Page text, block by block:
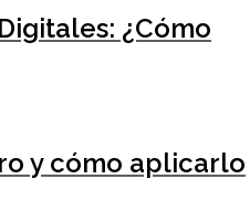
¿Cómo
y cómo aplicarlo